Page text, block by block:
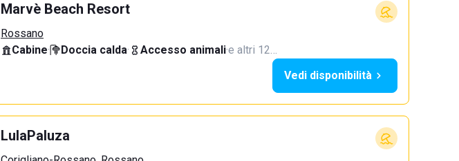
Marvè Beach Resort
Rossano
Cabine· Doccia calda· Accesso animali·e altri 12…
Vedi disponibilità
LulaPaluza